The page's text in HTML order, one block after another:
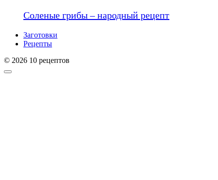
Соленые грибы – народный рецепт
Заготовки
Рецепты
© 2026 10 рецептов